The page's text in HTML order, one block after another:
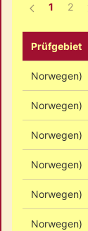
1 2
Prüfgebiet
Norwegen)
Norwegen)
Norwegen)
Norwegen)
Norwegen)
Norwegen)